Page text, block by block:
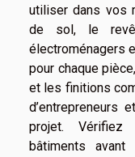
utiliser dans vos
de sol, le
électroménagers
pour chaque
et les finitions
d’entrepreneurs
projet.
bâtiments